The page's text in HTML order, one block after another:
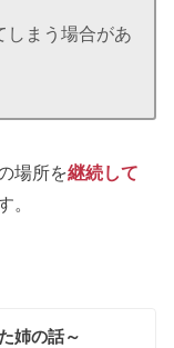
しまう場合があ
場所を継続して
。
姉の話～